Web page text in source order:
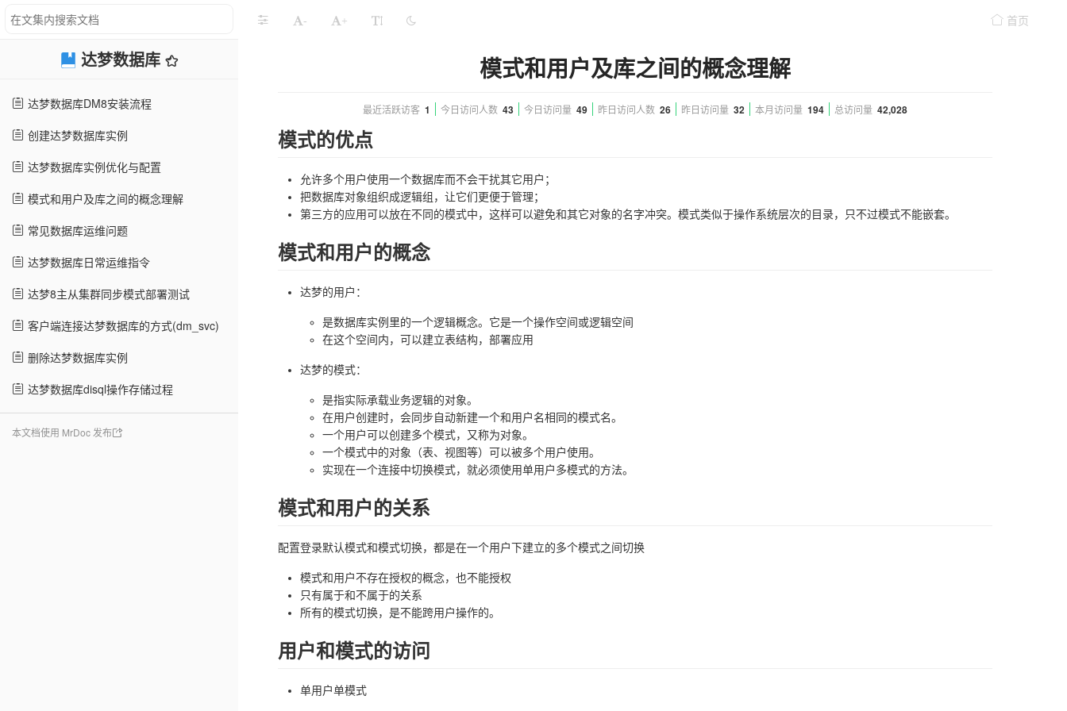
达梦数据库
达梦数据库DM8安装流程
创建达梦数据库实例
达梦数据库实例优化与配置
模式和用户及库之间的概念理解
常见数据库运维问题
达梦数据库日常运维指令
达梦8主从集群同步模式部署测试
客户端连接达梦数据库的方式(dm_svc)
删除达梦数据库实例
达梦数据库disql操作存储过程
本文档使用 MrDoc 发布
- + 首页
模式和用户及库之间的概念理解
最近活跃访客 1 今日访问人数 43 今日访问量 49 昨日访问人数 26 昨日访问量 32 本月访问量 194 总访问量 42,028
模式的优点
允许多个用户使用一个数据库而不会干扰其它用户；
把数据库对象组织成逻辑组，让它们更便于管理；
第三方的应用可以放在不同的模式中，这样可以避免和其它对象的名字冲突。模式类似于操作系统层次的目录，只不过模式不能嵌套。
模式和用户的概念
达梦的用户：
是数据库实例里的一个逻辑概念。它是一个操作空间或逻辑空间
在这个空间内，可以建立表结构，部署应用
达梦的模式：
是指实际承载业务逻辑的对象。
在用户创建时，会同步自动新建一个和用户名相同的模式名。
一个用户可以创建多个模式，又称为对象。
一个模式中的对象（表、视图等）可以被多个用户使用。
实现在一个连接中切换模式，就必须使用单用户多模式的方法。
模式和用户的关系
配置登录默认模式和模式切换，都是在一个用户下建立的多个模式之间切换
模式和用户不存在授权的概念，也不能授权
只有属于和不属于的关系
所有的模式切换，是不能跨用户操作的。
用户和模式的访问
单用户单模式